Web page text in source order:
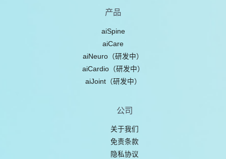
产品
aiSpine
aiCare
aiNeuro（研发中）
aiCardio（研发中）
aiJoint（研发中）
公司
关于我们
免责条款
隐私协议